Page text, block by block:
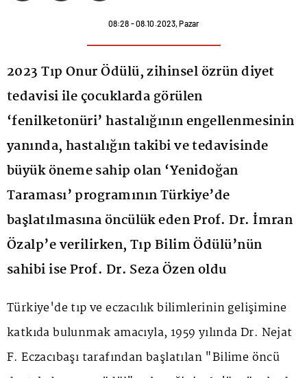
08:28 - 08.10.2023, Pazar
2023 Tıp Onur Ödülü, zihinsel özrün diyet
tedavisi ile çocuklarda görülen
‘fenilketonüri’ hastalığının engellenmesinin
yanında, hastalığın takibi ve tedavisinde
büyük öneme sahip olan ‘Yenidoğan
Taraması’ programının Türkiye’de
başlatılmasına öncülük eden Prof. Dr. İmran
Özalp’e verilirken, Tıp Bilim Ödülü’nün
sahibi ise Prof. Dr. Seza Özen oldu
Türkiye'de tıp ve eczacılık bilimlerinin gelişimine
katkıda bulunmak amacıyla, 1959 yılında Dr. Nejat
F.Eczacıbaşı tarafından başlatılan "Bilime öncü